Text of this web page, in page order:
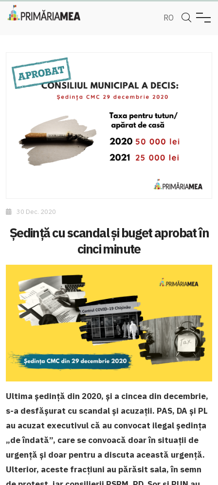
RO
30 Dec. 2020
Ședință cu scandal și buget aprobat în
cinci minute
Ultima ședință din 2020, și a cincea din decembrie,
s-a desfășurat cu scandal și acuzații. PAS, DA și PL
au acuzat executivul că au convocat ilegal ședința
„de îndată”, care se convoacă doar în situații de
urgență și doar pentru a discuta această urgență.
Ulterior, aceste fracțiuni au părăsit sala, în semn